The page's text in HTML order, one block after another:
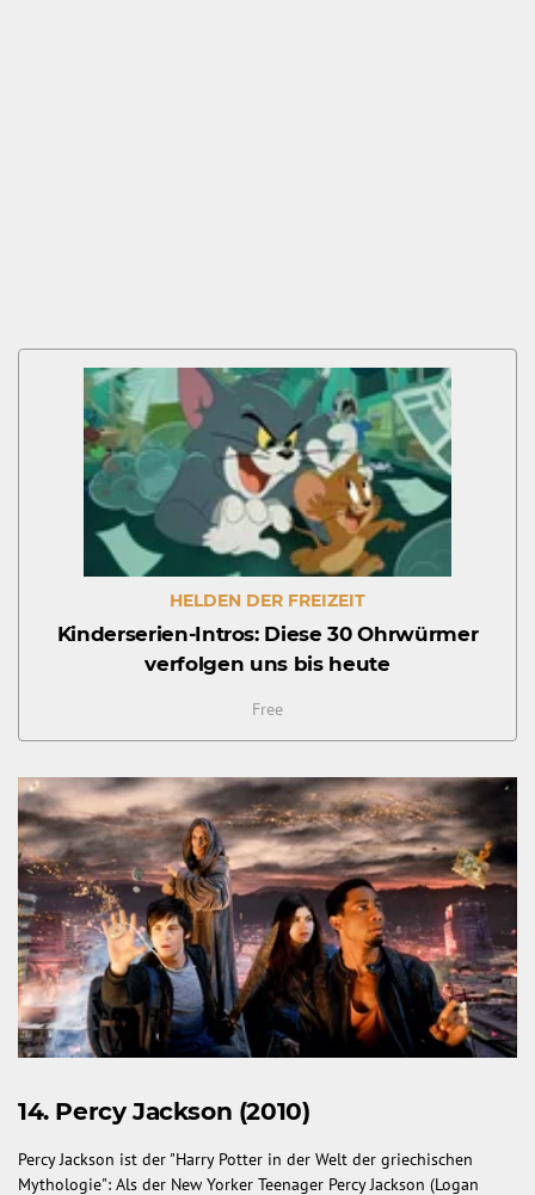
HELDEN DER FREIZEIT
Kinderserien-Intros: Diese 30 Ohrwürmer
verfolgen uns bis heute
Free
14. Percy Jackson (2010)
Percy Jackson ist der "Harry Potter in der Welt der griechischen
Mythologie": Als der New Yorker Teenager Percy Jackson (Logan